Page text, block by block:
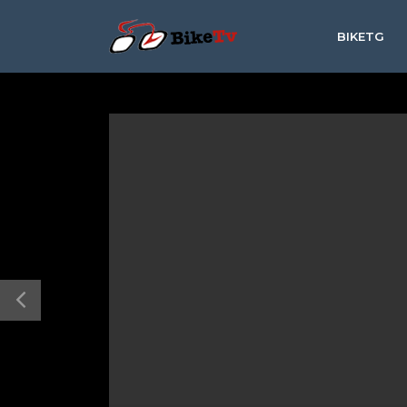
BIKETG